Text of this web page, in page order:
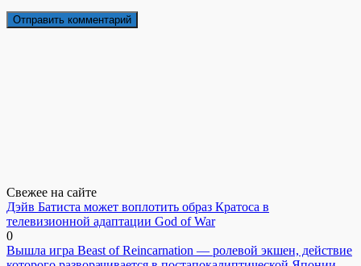
Свежее на сайте
Дэйв Батиста может воплотить образ Кратоса в
телевизионной адаптации God of War
0
Вышла игра Beast of Reincarnation — ролевой экшен, действие